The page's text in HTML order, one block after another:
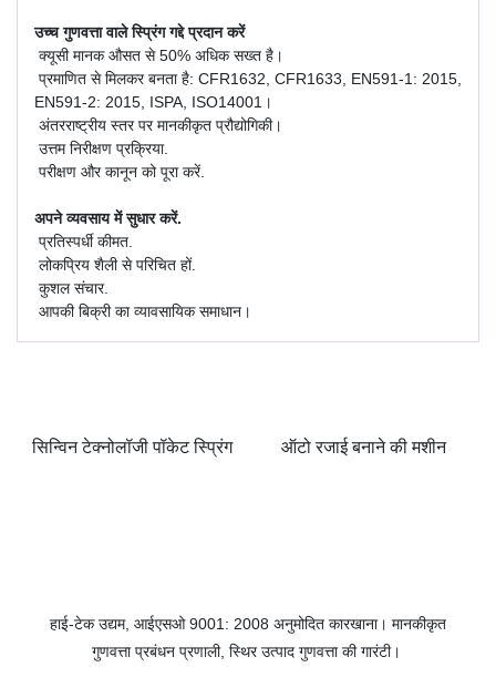
उच्च गुणवत्ता वाले स्प्रिंग गद्दे प्रदान करें
क्यूसी मानक औसत से 50% अधिक सख्त है।
प्रमाणित से मिलकर बनता है: CFR1632, CFR1633, EN591-1: 2015,
EN591-2: 2015, ISPA, ISO14001।
अंतरराष्ट्रीय स्तर पर मानकीकृत प्रौद्योगिकी।
उत्तम निरीक्षण प्रक्रिया.
परीक्षण और कानून को पूरा करें.
अपने व्यवसाय में सुधार करें.
प्रतिस्पर्धी कीमत.
लोकप्रिय शैली से परिचित हों.
कुशल संचार.
आपकी बिक्री का व्यावसायिक समाधान।
सिन्विन टेक्नोलॉजी पॉकेट स्प्रिंग ऑटो रजाई बनाने की मशीन
हाई-टेक उद्यम, आईएसओ 9001: 2008 अनुमोदित कारखाना। मानकीकृत
गुणवत्ता प्रबंधन प्रणाली, स्थिर उत्पाद गुणवत्ता की गारंटी।